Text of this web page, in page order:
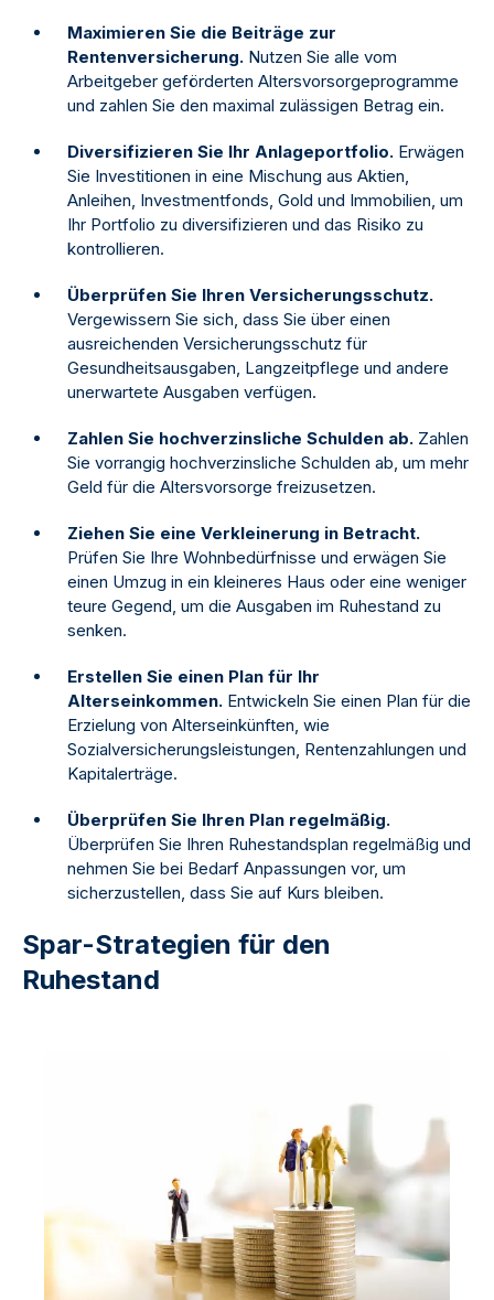
Maximieren Sie die Beiträge zur
Rentenversicherung. Nutzen Sie alle vom
Arbeitgeber geförderten Altersvorsorgeprogramme
und zahlen Sie den maximal zulässigen Betrag ein.
Diversifizieren Sie Ihr Anlageportfolio. Erwägen
Sie Investitionen in eine Mischung aus Aktien,
Anleihen, Investmentfonds, Gold und Immobilien, um
Ihr Portfolio zu diversifizieren und das Risiko zu
kontrollieren.
Überprüfen Sie Ihren Versicherungsschutz.
Vergewissern Sie sich, dass Sie über einen
ausreichenden Versicherungsschutz für
Gesundheitsausgaben, Langzeitpflege und andere
unerwartete Ausgaben verfügen.
Zahlen Sie hochverzinsliche Schulden ab. Zahlen
Sie vorrangig hochverzinsliche Schulden ab, um mehr
Geld für die Altersvorsorge freizusetzen.
Ziehen Sie eine Verkleinerung in Betracht.
Prüfen Sie Ihre Wohnbedürfnisse und erwägen Sie
einen Umzug in ein kleineres Haus oder eine weniger
teure Gegend, um die Ausgaben im Ruhestand zu
senken.
Erstellen Sie einen Plan für Ihr
Alterseinkommen. Entwickeln Sie einen Plan für die
Erzielung von Alterseinkünften, wie
Sozialversicherungsleistungen, Rentenzahlungen und
Kapitalerträge.
Überprüfen Sie Ihren Plan regelmäßig.
Überprüfen Sie Ihren Ruhestandsplan regelmäßig und
nehmen Sie bei Bedarf Anpassungen vor, um
sicherzustellen, dass Sie auf Kurs bleiben.
Spar-Strategien für den
Ruhestand